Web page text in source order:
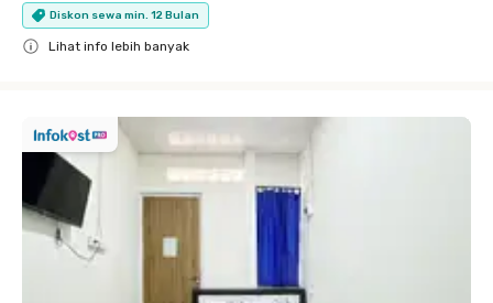
Diskon sewa min. 12 Bulan
Lihat info lebih banyak